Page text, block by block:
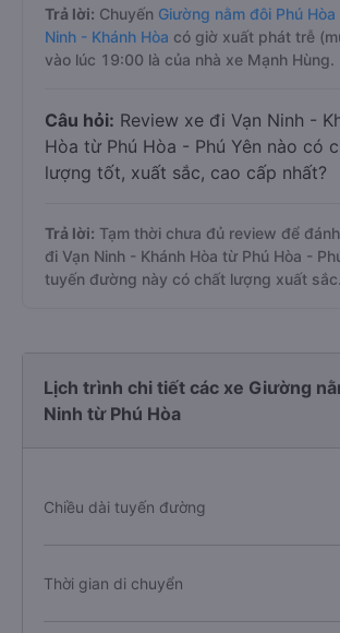
Trả lời: Chuyến Giường nằm đôi Phú
Ninh - Khánh Hòa có giờ xuất phát trễ
vào lúc 19:00 là của nhà xe Mạnh Hùng.
Câu hỏi: Review xe đi Vạn Ninh -
Hòa từ Phú Hòa - Phú Yên nào có
lượng tốt, xuất sắc, cao cấp nhất?
Trả lời: Tạm thời chưa đủ review để
đi Vạn Ninh - Khánh Hòa từ Phú Hòa -
tuyến đường này có chất lượng xuất sắc.
Lịch trình chi tiết các xe Giường
Ninh từ Phú Hòa
Chiều dài tuyến đường
Thời gian di chuyển